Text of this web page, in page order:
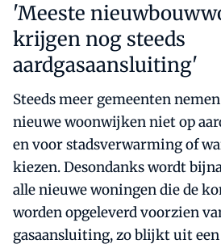
'Meeste
krijgen nog steeds
aardgasaansluiting'
Steeds meer gemeenten
nieuwe woonwijken niet op
en voor stadsverwarming of
kiezen. Desondanks wordt
alle nieuwe woningen die de
worden opgeleverd voorzien
gasaansluiting, zo blijkt uit een